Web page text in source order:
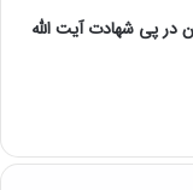
در پی شهادت آیت الله